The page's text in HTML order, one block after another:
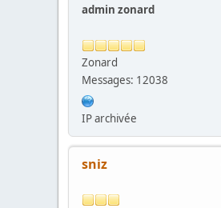
admin zonard
Zonard
Messages: 12038
IP archivée
sniz